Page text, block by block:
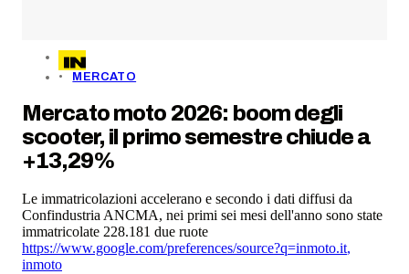
MERCATO
Mercato moto 2026: boom degli
scooter, il primo semestre chiude a
+13,29%
Le immatricolazioni accelerano e secondo i dati diffusi da
Confindustria ANCMA, nei primi sei mesi dell'anno sono state
immatricolate 228.181 due ruote
https://www.google.com/preferences/source?q=inmoto.it,
inmoto